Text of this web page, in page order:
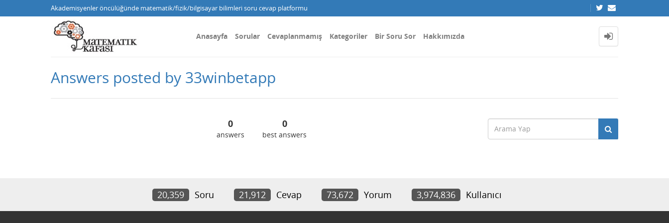
Akademisyenler öncülüğünde matematik/fizik/bilgisayar bilimleri soru cevap platformu
Anasayfa Sorular Cevaplanmamış Kategoriler Bir Soru Sor Hakkımızda
Answers posted by 33winbetapp
0
answers
0
best answers
20,359 Soru 21,912 Cevap 73,672 Yorum 3,974,836 Kullanıcı